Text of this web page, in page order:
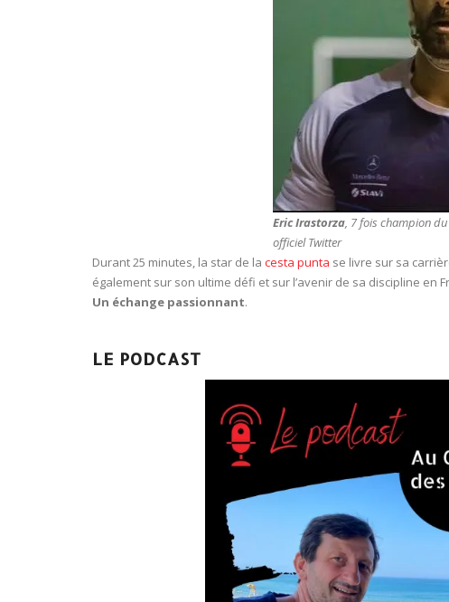
Eric Irastorza, 7 fois champion
officiel Twitter
Durant 25 minutes, la star de la cesta punta se livre sur sa
également sur son ultime défi et sur l’avenir de sa discipline en
Un échange passionnant.
LE PODCAST